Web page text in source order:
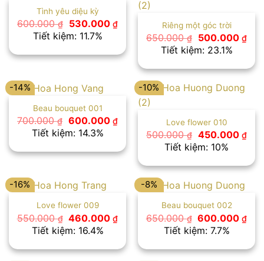
Tình yêu diệu kỳ
600.000₫
Giá
gốc
là:
530.000 ₫Giá
hiện
là:
530.000 ₫.
Tiết kiệm: 11.7%
Riêng một góc trời
650.000₫
Giá
gốc
là:
500.000 ₫Giá
hiện
là:
Tiết kiệm: 23.1%
-14%
Beau bouquet 001
700.000₫ Giá
gốc
là:
600.000 ₫Giá
hiện
là:
600.000 ₫.
Tiết kiệm: 14.3%
-10%
Love flower 010
500.000₫ Giá
gốc
là:
450.000 ₫Giá
hiện
là:
Tiết kiệm: 10%
-16%
Love flower 009
550.000₫ Giá
gốc
là:
460.000₫Giá
là:
460.000 ₫.
Tiết kiệm: 16.4%
-8%
Beau bouquet 002
650.000₫ Giá
gốc
là:
600.000₫Giá
là:
Tiết kiệm: 7.7%